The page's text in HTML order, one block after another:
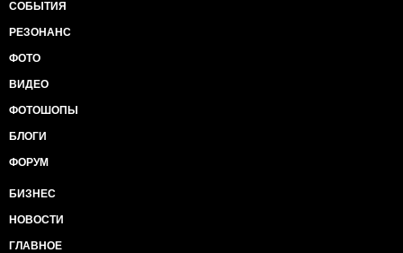
Мілея, про Європу взагалі мовчу, бо нам до Польші
СОБЫТИЯ
РЕЗОНАНС
ФОТО
ВИДЕО
ФОТОШОПЫ
БЛОГИ
ФОРУМ
БИЗНЕС
НОВОСТИ
ГЛАВНОЕ